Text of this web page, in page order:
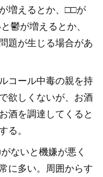
増えるとか、□□が
鬱が増えるとか、
題が生じる場合があ
コール中毒の親を持
欲しくないが、お酒
酒を調達してくると
。
ないと機嫌が悪く
に多い。周囲からす